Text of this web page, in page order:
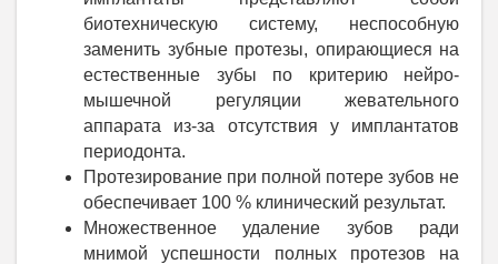
биотехническую систему, неспособную
заменить зубные протезы, опирающиеся на
естественные зубы по критерию нейро-
мышечной регуляции жевательного
аппарата из-за отсутствия у имплантатов
периодонта.
Протезирование при полной потере зубов не
обеспечивает 100 % клинический результат.
Множественное удаление зубов ради
мнимой успешности полных протезов на